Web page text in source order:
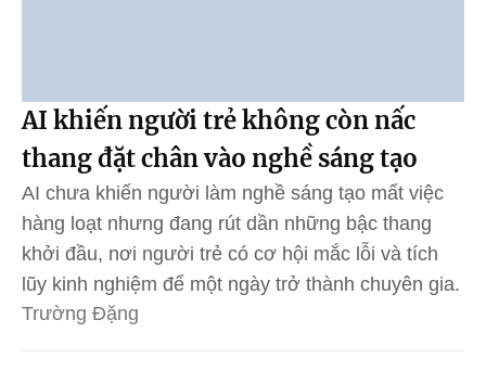
AI khiến người trẻ không còn nấc
thang đặt chân vào nghề sáng tạo
AI chưa khiến người làm nghề sáng tạo mất việc
hàng loạt nhưng đang rút dần những bậc thang
khởi đầu, nơi người trẻ có cơ hội mắc lỗi và tích
lũy kinh nghiệm để một ngày trở thành chuyên gia.
Trường Đặng